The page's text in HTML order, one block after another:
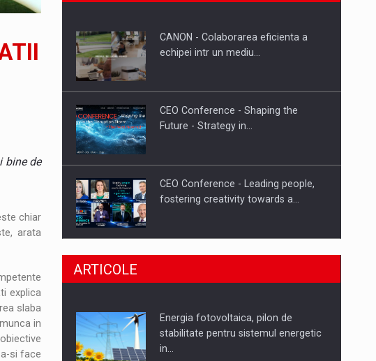
bine de
chiar
arata
explica
slaba
in
si face
Hard Enduro Piatra Craiului 2026,
CANON - Colaborarea eficienta a
echipei intr un mediu…
CEO Conference - Shaping the
Future - Strategy in…
CEO Conference - Leading people,
fostering creativity towards a…
CEO Conference - Shaping The
Webinar - Business Evolution-
RETHINK STRATEGY-Finantare
ARTICOLE
Energia fotovoltaica, pilon de
stabilitate pentru sistemul energetic
in…